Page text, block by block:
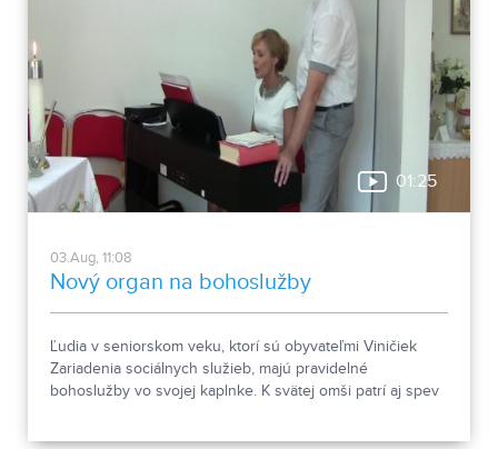
01:25
03.Aug, 11:08
Nový organ na bohoslužby
Ľudia v seniorskom veku, ktorí sú obyvateľmi Viničiek
Zariadenia sociálnych služieb, majú pravidelné
bohoslužby vo svojej kaplnke. K svätej omši patrí aj spev